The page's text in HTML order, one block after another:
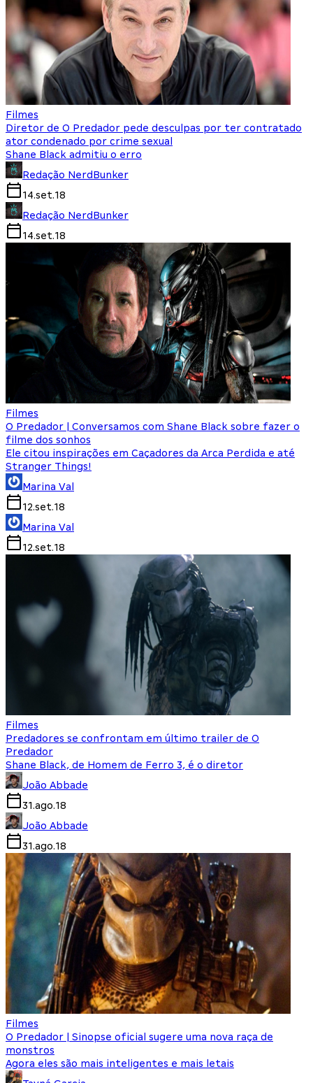
Filmes
Diretor de O Predador pede desculpas por ter contratado
ator condenado por crime sexual
Shane Black admitiu o erro
Redação NerdBunker
14.set.18
Redação NerdBunker
14.set.18
Filmes
O Predador | Conversamos com Shane Black sobre fazer o
filme dos sonhos
Ele citou inspirações em Caçadores da Arca Perdida e até
Stranger Things!
Marina Val
12.set.18
Marina Val
12.set.18
Filmes
Predadores se confrontam em último trailer de O
Predador
Shane Black, de Homem de Ferro 3, é o diretor
João Abbade
31.ago.18
João Abbade
31.ago.18
Filmes
O Predador | Sinopse oficial sugere uma nova raça de
monstros
Agora eles são mais inteligentes e mais letais